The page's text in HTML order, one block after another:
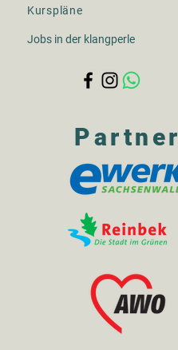
Kurspläne
Jobs in der klangperle
Partner